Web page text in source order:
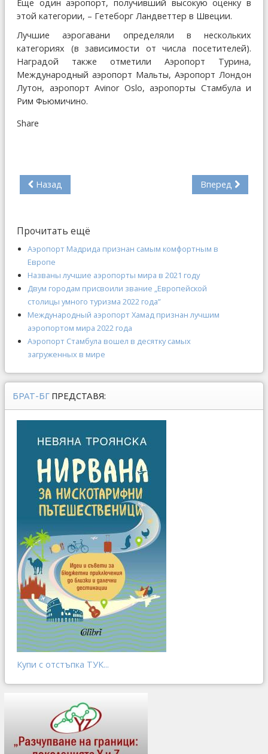
Еще один аэропорт, получивший высокую оценку в
этой категории, – Гетеборг Ландветтер в Швеции.
Лучшие аэрогавани определяли в нескольких
категориях (в зависимости от числа посетителей).
Наградой также отметили Аэропорт Турина,
Международный аэропорт Мальты, Аэропорт Лондон
Лутон, аэропорт Avinor Oslo, аэропорты Стамбула и
Рим Фьюмичино.
Share
Назад Вперед
Прочитать ещё
Аэропорт Мадрида признан самым комфортным в
Европе
Названы лучшие аэропорты мира в 2021 году
Двум городам присвоили звание „Европейской
столицы умного туризма 2022 года”
Международный аэропорт Хамад признан лучшим
аэропортом мира 2022 года
Аэропорт Стамбула вошел в десятку самых
загруженных в мире
БРАТ-БГ ПРЕДСТАВЯ:
Купи с отстъпка ТУК...